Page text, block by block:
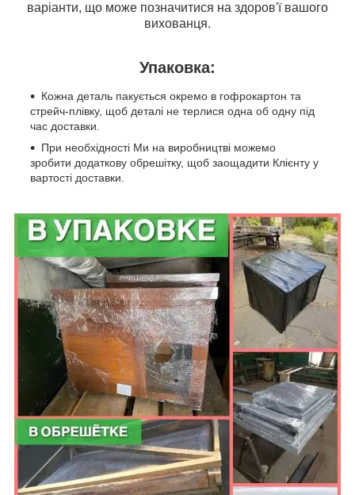
варіанти, що може позначитися на здоров'ї вашого
вихованця.
Упаковка:
Кожна деталь пакується окремо в гофрокартон та
стрейч-плівку, щоб деталі не терлися одна об одну під
час доставки.
При необхідності Ми на виробництві можемо
зробити додаткову обрешітку, щоб заощадити Клієнту у
вартості доставки.